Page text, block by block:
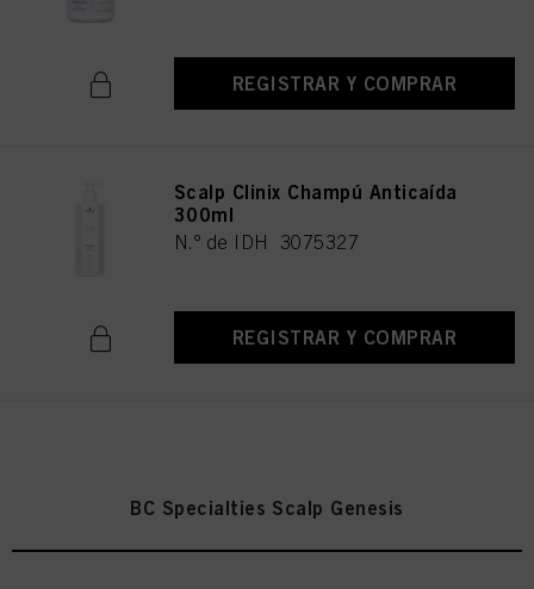
REGISTRAR Y COMPRAR
Scalp Clinix Champú Anticaída
300ml
N.º de IDH 3075327
REGISTRAR Y COMPRAR
BC Specialties Scalp Genesis